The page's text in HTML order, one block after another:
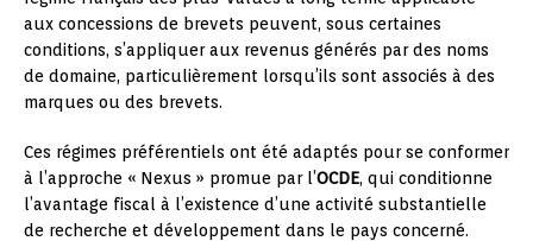
aux concessions de brevets peuvent, sous certaines
conditions, s’appliquer aux revenus générés par des noms
de domaine, particulièrement lorsqu’ils sont associés à des
marques ou des brevets.
Ces régimes préférentiels ont été adaptés pour se conformer
à l’approche « Nexus » promue par l’OCDE, qui conditionne
l’avantage fiscal à l’existence d’une activité substantielle
de recherche et développement dans le pays concerné.